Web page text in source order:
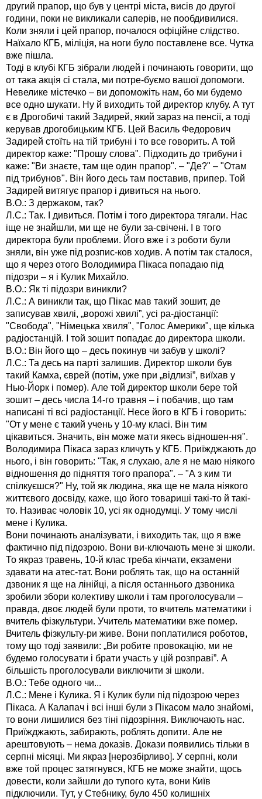
другий прапор, що був у центрі міста, висів до другої
години, поки не викликали саперів, не пообдивилися.
Коли зняли і цей прапор, почалося офіційне слідство.
Наїхало КГБ, міліція, на ноги було поставлене все. Чутка
вже пішла.
Тоді в клубі КГБ зібрали людей і починають говорити, що
от така акція сі стала, ми потре-буємо вашої допомоги.
Невелике містечко – ви допоможіть нам, бо ми будемо
все одно шукати. Ну й виходить той директор клубу. А тут
є в Дрогобичі такий Задирей, який зараз на пенсії, а тоді
керував дрогобицьким КГБ. Цей Василь Федорович
Задирей стоїть на тій трибуні і то все говорить. А той
директор каже: "Прошу слова". Підходить до трибуни і
каже: "Ви знаєте, там ще один прапор". – "Де?" – "Отам
під трибунов". Він його десь там поставив, припер. Той
Задирей витягує прапор і дивиться на нього.
В.О.: З держаком, так?
Л.С.: Так. І дивиться. Потім і того директора тягали. Нас
іще не знайшли, ми ще не були за-свічені. І в того
директора були проблеми. Його вже і з роботи були
зняли, він уже під розпис-ков ходив. А потім так сталося,
що я через отого Володимира Пікаса попадаю під
підозри – я і Кулик Михайло.
В.О.: Як ті підозри виникли?
Л.С.: А виникли так, що Пікас мав такий зошит, де
записував хвилі, „ворожі хвилі”, усі ра-діостанції:
"Свобода", "Німецька хвиля", "Голос Америки", ще кілька
радіостанцій. І той зошит попадає до директора школи.
В.О.: Він його що – десь покинув чи забув у школі?
Л.С.: Та десь на парті залишив. Директор школи був
такий Камха, єврей (потім, уже при „відлизі”, виїхав у
Нью-Йорк і помер). Але той директор школи бере той
зошит – десь числа 14-го травня – і побачив, що там
написані ті всі радіостанції. Несе його в КГБ і говорить:
"От у мене є такий учень у 10-му класі. Він тим
цікавиться. Значить, він може мати якесь відношен-ня".
Володимира Пікаса зараз кличуть у КГБ. Приїжджають до
нього, і він говорить: "Так, я слухаю, але я не маю ніякого
відношення до підняття того прапора". – "А з ким ти
спілкуєшся?" Ну, той як людина, яка ще не мала ніякого
життєвого досвіду, каже, що його товариші такі-то й такі-
то. Називає чоловік 10, усі як однодумці. У тому числі
мене і Кулика.
Вони починають аналізувати, і виходить так, що я вже
фактично під підозрою. Вони ви-ключають мене зі школи.
То якраз травень, 10-й клас треба кінчати, екзамени
здавати на атес-тат. Вони роблять так, що на останній
дзвоник я ще на лінійці, а після останнього дзвоника
зробили збори колективу школи і там проголосували –
правда, двоє людей були проти, то вчитель математики і
вчитель фізкультури. Учитель математики вже помер.
Вчитель фізкульту-ри живе. Вони поплатилися роботов,
тому що тоді заявили: „Ви робите провокацію, ми не
будемо голосувати і брати участь у цій розправі”. А
більшість проголосували виключити зі школи.
В.О.: Тебе одного чи...
Л.С.: Мене і Кулика. Я і Кулик були під підозрою через
Пікаса. А Калапач і всі інші були з Пікасом мало знайомі,
то вони лишилися без тіні підозріння. Виключають нас.
Приїжджають, забирають, роблять допити. Але не
арештовують – нема доказів. Докази появились тільки в
серпні місяці. Ми якраз [нерозбірливо]. У серпні, коли
вже той процес затягнувся, КГБ не може знайти, щось
довести, коли зайшли до тупого кута, вони Київ
підключили. Тут, у Стебнику, було 450 колишніх